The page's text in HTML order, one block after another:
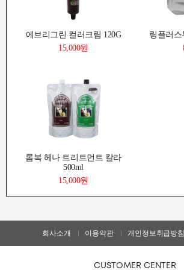
에브리그린 컬러크림 120G
15,000원
링플러스
롬복 헤나 트리트먼트 칼라
500ml
15,000원
회사소개 이용약관 개인정보취급방침
CUSTOMER CENTER